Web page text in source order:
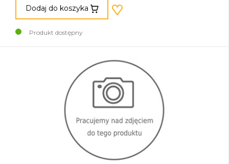
Dodaj do koszyka
Produkt dostępny